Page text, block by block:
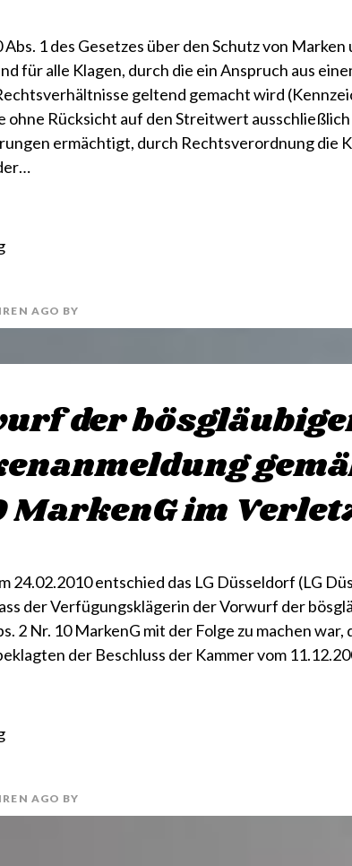
Abs. 1 des Gesetzes über den Schutz von
für alle Klagen, durch die ein Anspruch aus
geltend gemacht wird
ohne Rücksicht auf den Streitwert
ermächtigt, durch Rechtsverordnung die
AGO BY
der
MarkenG im
24.02.2010 entschied das LG Düsseldorf (LG
der Verfügungsklägerin der Vorwurf der
2 Nr. 10 MarkenG mit der Folge zu machen
der Beschluss der Kammer vom
AGO BY